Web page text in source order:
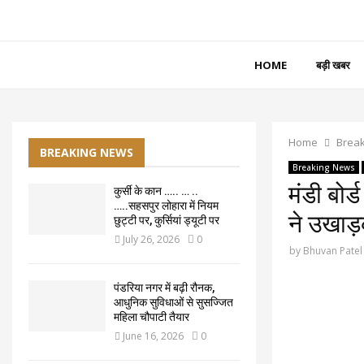
HOME बड़ी खबर
Home
Breaking News
मंडी
ने
by Bhuvan Patel
BREAKING NEWS
कुर्सी के कान ….. … ..
…..सहसपुर लोहारा में नियम
छुट्टी पर, कुर्सियां ड्यूटी पर
July 26, 2026 0
पंडरिया नगर में बढ़ी रौनक,
आधुनिक सुविधाओं से सुसज्जित
महिला चौपाटी तैयार
June 16, 2026 0